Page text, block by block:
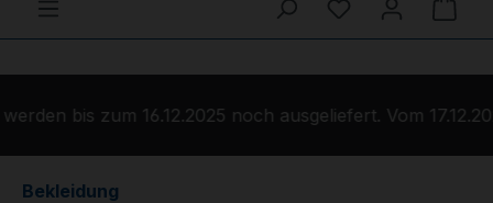
Du hast 0
bis zum 16.12.2025 noch ausgeliefert. Vom
Bekleidung